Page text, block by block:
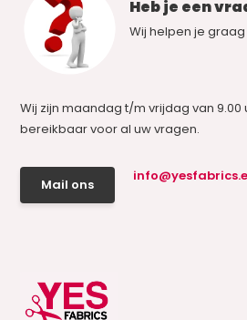
Heb je een
Wij helpen je
Wij zijn maandag t/m vrijdag van 9.00
bereikbaar voor al uw vragen.
Mail ons